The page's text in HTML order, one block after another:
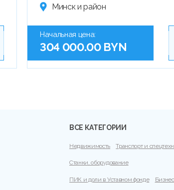
Минск и район
Начальная цена:
304 000.00 BYN
ВСЕ КАТЕГОРИИ
Недвижимость Транспорт и
Станки, оборудование
ПИК и доли в Уставном фонде Бизнес